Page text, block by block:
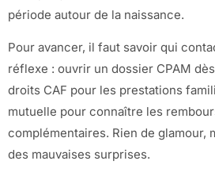
période autour de la naissance.
Pour avancer, il faut savoir qui
réflexe : ouvrir un dossier CPAM
droits CAF pour les prestations
mutuelle pour connaître les
complémentaires. Rien de glamour,
des mauvaises surprises.